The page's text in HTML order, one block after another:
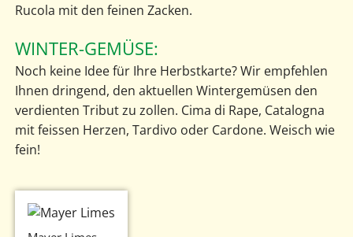
Rucola mit den feinen Zacken.
WINTER-GEMÜSE:
Noch keine Idee für Ihre Herbstkarte? Wir empfehlen
Ihnen dringend, den aktuellen Wintergemüsen den
verdienten Tribut zu zollen. Cima di Rape, Catalogna
mit feissen Herzen, Tardivo oder Cardone. Weisch wie
fein!